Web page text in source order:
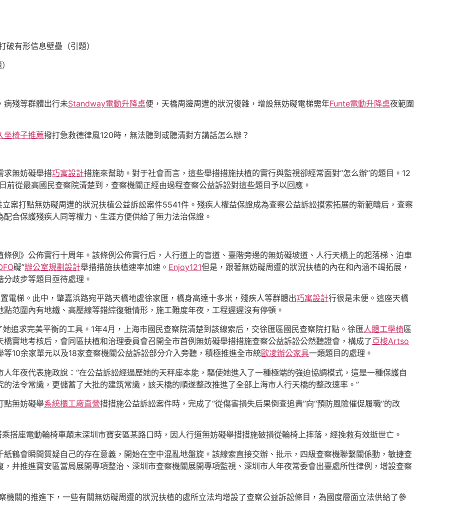
有形信息壁壘（引題）
病殘等群體出行未Standway電動升降桌便，天橋周邊周遭的狀況復雜，增設無妨礙電梯需年Funte電動升降桌夜範圍
坐椅子推薦撥打急救德律風120時，無法聽到或聽清對方講話怎么辦？
求無妨礙舉措巧寓設計措施來幫助。對于社會而言，這些舉措措施扶植的實行與監視卻經常面對“怎么辦”的題目。12
前從最高國民查察院清楚到，查察機關正經由過程查察公益訴訟對這些題目予以回應。
案打點無妨礙周遭的狀況扶植公益訴訟案件5541件。殘疾人權益保證成為查察公益訴訟摸索拓展的新範疇后，查察
合保護殘疾人同等權力、生涯方便供給了無力法治保證。
條例》公佈實行十周年。該條例公佈實行后，人行道上的盲道、臺階旁邊的無妨礙坡道、人行天橋上的起落梯、泊車
礙”辦公室規劃設計舉措措施扶植速率加速。 Enjoy121但是，跟著無妨礙周遭的狀況扶植的內在和內涵不竭拓展，
歧步等題目亟待處理。
電梯。此中，肇嘉浜路宛平路天橋地處徐家匯，橋身高達十多米，殘疾人等群體出巧寓設計行很是未便。這座天橋
范圍內有地鐵、高壓線等錯綜復雜情形，施工難度年夜，工程遲遲沒有停頓。
追求完美平衡的工具。1年4月，上海市國民查察院清楚到該線索后，交徐匯區國民查察院打點。徐匯人體工學椅區
實地考核后，會同區扶植和治理委員會召開全市首例無妨礙舉措措施查察公益訴訟公然聽證會，構成了亞梭Artso
10余家單元以及18家查察機關公益訴訟部分介入旁聽，積極推進全市統歐凌辦公家具一類題目的處理。
年夜代表施政說：“在公益訴訟經過歷她的天秤座本能，驅使她進入了一種極端的強迫協調模式，這是一種保護自
法令常識，更儲蓄了大批的建筑常識，該天橋的順遂整改推進了全部上海市人行天橋的整改速率。”
點無妨礙舉系統櫃工廠直營措措施公益訴訟案件時，完成了“從傷害損失后果倒查追責”向“預防風險催促履職”的改
搭座電動輪椅車顛末深圳市寶安區某路口時，因人行道無妨礙舉措措施破損從輪椅上摔落，經挽救有效逝世亡。
鶴會瞬間質疑自己的存在意義，開始在空中混亂地盤旋。該線索直接交辦、批示，四級查察機聯繫關係動，敏捷查
并推進寶安區當局展開專項整治、深圳市查察機關展開專項監視、深圳市人年夜常委會出臺處所性律例，增設查察
機關的推進下，一些有關無妨礙周遭的狀況扶植的處所立法均增設了查察公益訴訟條目，為國度層面立法供給了參